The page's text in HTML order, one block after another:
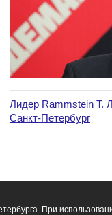
Лидер Rammstein Т.
Санкт-Петербург
При